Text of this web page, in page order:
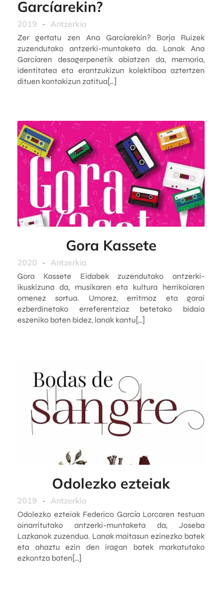
Garcíarekin?
2019 - Antzerkia
Zer gertatu zen Ana Garcíarekin? Borja Ruizek
zuzendutako antzerki-muntaketa da. Lanak Ana
Garcíaren desagerpenetik abiatzen da, memoria,
identitatea eta erantzukizun kolektiboa aztertzen
dituen kontakizun zatitua[…]
Gora Kassete
2020 - Antzerkia
Gora Kassete Eidabek zuzendutako antzerki-
ikuskizuna da, musikaren eta kultura herrikoiaren
omenez sortua. Umorez, erritmoz eta garai
ezberdinetako erreferentziaz betetako bidaia
eszeniko baten bidez, lanak kantu[…]
Odolezko ezteiak
2019 - Antzerkia
Odolezko ezteiak Federico García Lorcaren testuan
oinarritutako antzerki-muntaketa da, Joseba
Lazkanok zuzendua. Lanak maitasun ezinezko batek
eta ahaztu ezin den iragan batek markatutako
ezkontza baten[…]